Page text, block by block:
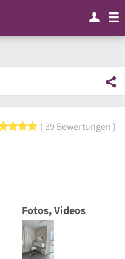
5 von 5 Sternen
39 Bewertungen
Fotos, Videos